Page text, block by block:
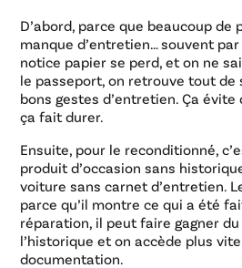
D’abord, parce que beaucoup de
manque d’entretien… souvent par
notice papier se perd, et on ne
le passeport, on retrouve tout de
bons gestes d’entretien. Ça
ça fait durer.
Ensuite, pour le reconditionné,
produit d’occasion sans
voiture sans carnet d’entretien.
parce qu’il montre ce qui a été
réparation, il peut faire gagner
l’historique et on accède plus
documentation.